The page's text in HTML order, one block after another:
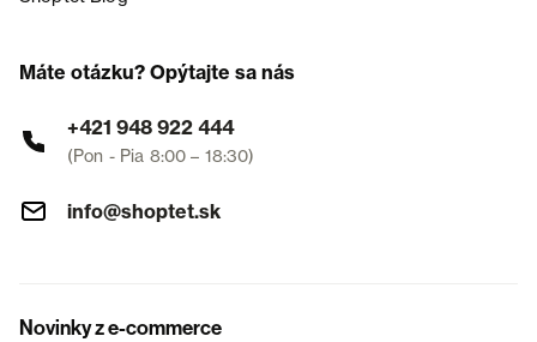
Máte otázku? Opýtajte sa nás
+421 948 922 444
(Pon - Pia 8:00 – 18:30)
info@shoptet.sk
Novinky z e-commerce